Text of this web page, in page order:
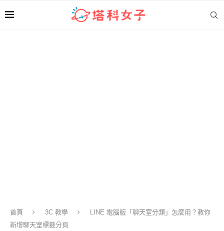
首頁 3C 教學
LINE 電腦版「聊天室分類」怎麼用？教你
新增聊天室標籤分頁